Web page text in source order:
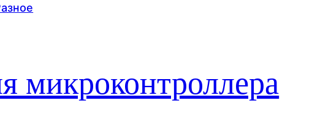
микроконтроллера